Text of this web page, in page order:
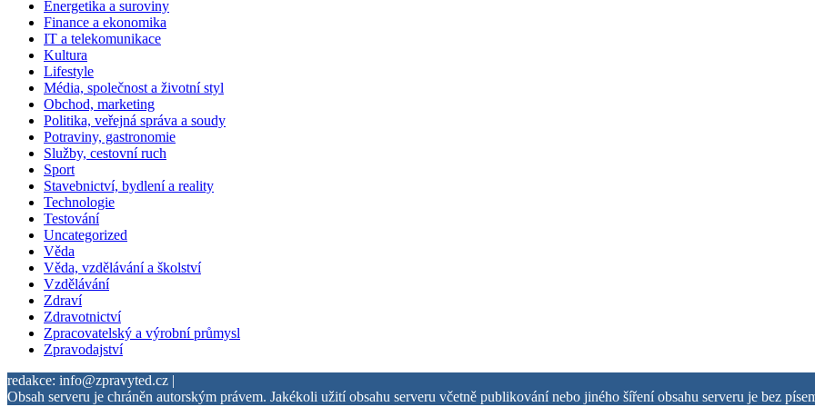
Energetika a suroviny
Finance a ekonomika
IT a telekomunikace
Kultura
Lifestyle
Média, společnost a životní styl
Obchod, marketing
Politika, veřejná správa a soudy
Potraviny, gastronomie
Služby, cestovní ruch
Sport
Stavebnictví, bydlení a reality
Technologie
Testování
Uncategorized
Věda
Věda, vzdělávání a školství
Vzdělávání
Zdraví
Zdravotnictví
Zpracovatelský a výrobní průmysl
Zpravodajství
redakce: info@zpravyted.cz |
Obsah serveru je chráněn autorským právem. Jakékoli užití obsahu serveru včetně publikování nebo jiného šíření obsahu serveru je bez